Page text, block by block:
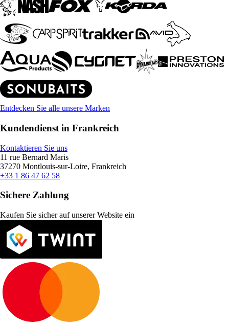
Entdecken Sie alle unsere Marken
Kundendienst in Frankreich
Kontaktieren Sie uns
11 rue Bernard Maris
37270 Montlouis-sur-Loire, Frankreich
+33 1 86 47 62 58
Sichere Zahlung
Kaufen Sie sicher auf unserer Website ein